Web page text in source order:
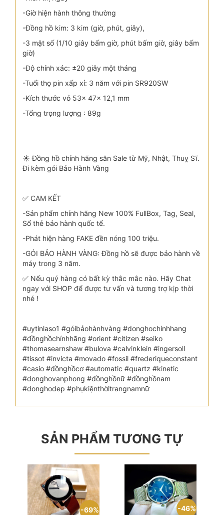
-Giờ hiện hành thông thường
-Đồng hồ kim: 3 kim (giờ, phút, giây),
-3 mặt số (1/10 giây bấm giờ, phút bấm giờ, giây bấm
giờ)
-Độ chính xác: ±20 giây một tháng
-Tuổi thọ pin xấp xỉ: 3 năm với pin SR920SW
-Kích thước vỏ 53× 47× 12,1 mm
-Tổng trọng lượng : 89g
☀️ Đồng hồ chính hãng săn Sale từ Mỹ, Nhật, Thuỵ Sĩ.
Đi kèm gói Bảo Hành Vàng
✅ CAM KẾT
-Sản phẩm chính hãng New 100% FullBox, Tag, Seal,
Sổ thẻ bảo hành quốc tế.
-Phát hiện hàng FAKE đền nóng 100 triệu.
-GÓI BẢO HÀNH VÀNG: Đồng hồ sẽ được bảo hành về
máy trong 3 năm.
✅ Nếu quý hàng có bất kỳ thắc mắc nào. Hãy Chat
ngay với SHOP để được tư vấn và tương trợ kịp thời
nhé !
#uytinlaso1 #góibảohànhvàng #donghochinhhang
#đồnghồchínhhãng #orient #citizen #seiko
#thomasearnshaw #bulova #calvinklein #ingersoll
#tissot #invicta #movado #fossil #frederiqueconstant
#casio #đồnghồcơ #automatic #quartz #kinetic
#donghovanphong #đồnghồnữ #đồnghồnam
#donghodep #phụkiệnthờitrangnamnữ
SẢN PHẨM TƯƠNG TỰ
69% 46%